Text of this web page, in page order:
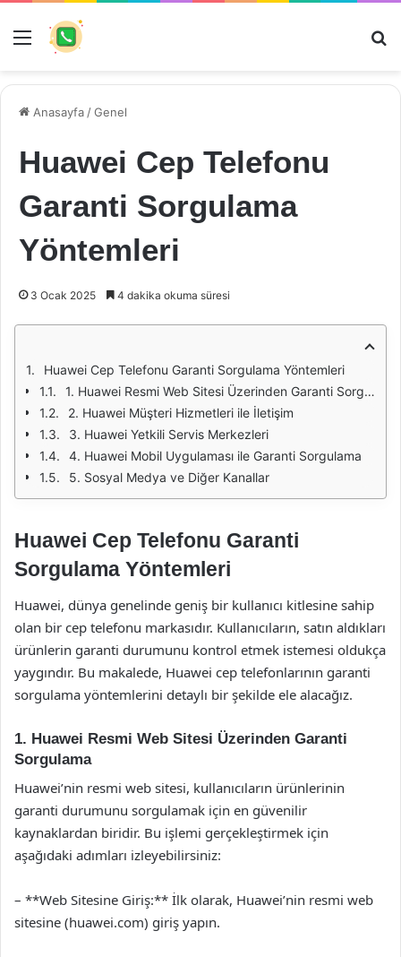
Menü
Anasayfa /Genel
Huawei Cep Telefonu
Garanti Sorgulama
Yöntemleri
3 Ocak 2025 4 dakika okuma süresi
Huawei Cep Telefonu Garanti Sorgulama Yöntemleri
1. Huawei Resmi Web Sitesi Üzerinden Garanti Sorgulama
2. Huawei Müşteri Hizmetleri ile İletişim
3. Huawei Yetkili Servis Merkezleri
4. Huawei Mobil Uygulaması ile Garanti Sorgulama
5. Sosyal Medya ve Diğer Kanallar
Huawei Cep Telefonu Garanti
Sorgulama Yöntemleri
Huawei, dünya genelinde geniş bir kullanıcı kitlesine sahip
olan bir cep telefonu markasıdır. Kullanıcıların, satın aldıkları
ürünlerin garanti durumunu kontrol etmek istemesi oldukça
yaygındır. Bu makalede, Huawei cep telefonlarının garanti
sorgulama yöntemlerini detaylı bir şekilde ele alacağız.
1. Huawei Resmi Web Sitesi Üzerinden Garanti
Sorgulama
Huawei’nin resmi web sitesi, kullanıcıların ürünlerinin
garanti durumunu sorgulamak için en güvenilir
kaynaklardan biridir. Bu işlemi gerçekleştirmek için
aşağıdaki adımları izleyebilirsiniz:
– **Web Sitesine Giriş:** İlk olarak, Huawei’nin resmi web
sitesine (huawei.com) giriş yapın.